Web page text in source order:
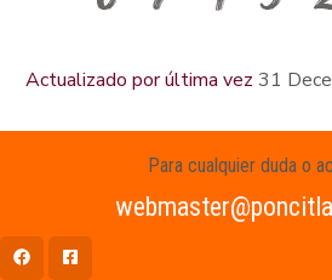
Actualizado por última vez 31
Para cualquier duda o